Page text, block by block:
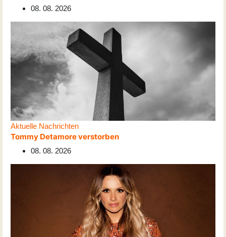
08. 08. 2026
Aktuelle Nachrichten
Tommy Detamore verstorben
08. 08. 2026